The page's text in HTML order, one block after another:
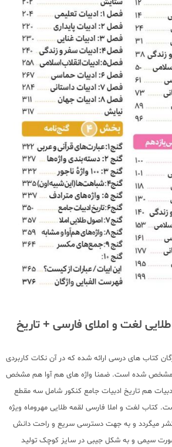
لغت و املای فارسی + تاریخ
کتاب های درسی ارائه شده که در آن نکات کاربردی
ها مشخص شده است. ضمنا واژه های هم آوا هم مشخص
هم تاریخ ادبیات جامع کنکور شامل سه مقطع
کتاب لغت و املا فارسی لقمه طلایی مهروماه ویژه
میگردد و به جهت دسترسی سریع و راحت دانش
سیمی و به شکل جیبی در سایز کوچک تولید